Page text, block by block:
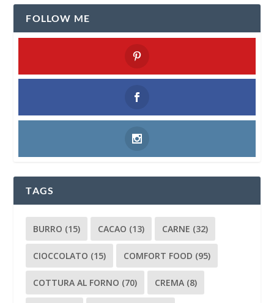
FOLLOW ME
TAGS
BURRO (15) CACAO (13) CARNE (32)
CIOCCOLATO (15) COMFORT FOOD (95)
COTTURA AL FORNO (70) CREMA (8)